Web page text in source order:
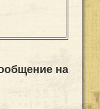
на